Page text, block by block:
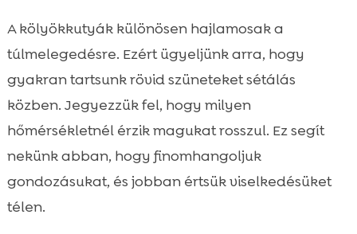
A kölyökkutyák különösen hajlamosak a
túlmelegedésre. Ezért ügyeljünk arra, hogy
gyakran tartsunk rövid szüneteket sétálás
közben. Jegyezzük fel, hogy milyen
hőmérsékletnél érzik magukat rosszul. Ez segít
nekünk abban, hogy finomhangoljuk
gondozásukat, és jobban értsük viselkedésüket
télen.